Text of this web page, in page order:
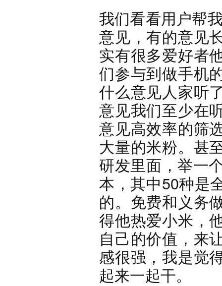
我们看看用户帮
意见，有的意见
实有很多爱好者
们参与到做手机
什么意见人家听
意见我们至少在
意见高效率的筛
大量的米粉。甚
研发里面，举一
本，其中50种是
的。免费和义务
得他热爱小米，
自己的价值，来
感很强，我是觉
起来一起干。